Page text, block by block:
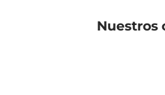
Nuestros